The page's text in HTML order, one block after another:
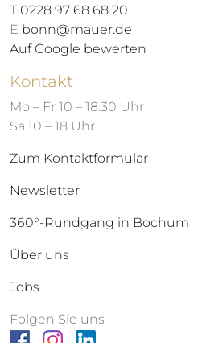
T 0228 97 68 68 20
E bonn@mauer.de
Auf Google bewerten
Kontakt
Mo – Fr 10 – 18:30 Uhr
Sa 10 – 18 Uhr
Zum Kontaktformular
Newsletter
360°-Rundgang in Bochum
Über uns
Jobs
Folgen Sie uns